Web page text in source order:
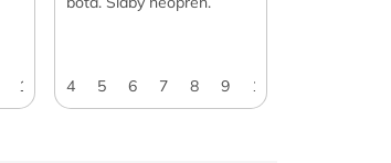
9) 44,5 (UK 10) 46 (UK 11)
10 11 12
4 5 6 7 8 9 10